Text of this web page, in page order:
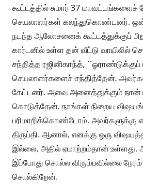
கூட்டத்தில் சுமார் 37 மாவட்டங்களைச்
செயலாளர்கள் கலந்துகொண்டனர்.
நடந்த ஆலோசனைக் கூட்டத்துக்குப்
கார்டனில் உள்ள தன் வீட்டு வாயிலில்
சந்தித்த ரஜினிகாந்த், ``ஓராண்டுக்குப்
செயலாளர்களைச் சந்தித்தேன்.
கேட்டனர். அவை அனைத்துக்கும் நான்
கொடுத்தேன். நாங்கள் நிறைய
பரிமாறிக்கொண்டோம். அவர்களுக்கு
திருப்தி. ஆனால், எனக்கு ஒரு
இல்லை, அதில் ஏமாற்றம்தான்
இப்போது சொல்ல விரும்பவில்லை
சொல்கிறேன்.